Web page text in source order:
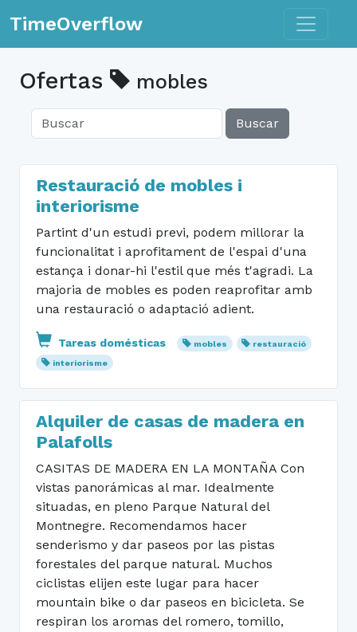
TimeOverflow Toggle
Ofertas mobles
Buscar
Restauració de mobles i
interiorisme
Partint d'un estudi previ, podem millorar la
funcionalitat i aprofitament de l'espai d'una
estança i donar-hi l'estil que més t'agradi. La
majoria de mobles es poden reaprofitar amb
una restauració o adaptació adient.
Tareas domésticas mobles
restauració
interiorisme
Alquiler de casas de madera en
Palafolls
CASITAS DE MADERA EN LA MONTAÑA Con
vistas panorámicas al mar. Idealmente
situadas, en pleno Parque Natural del
Montnegre. Recomendamos hacer
senderismo y dar paseos por las pistas
forestales del parque natural. Muchos
ciclistas elijen este lugar para hacer
mountain bike o dar paseos en bicicleta. Se
respiran los aromas del romero, tomillo,